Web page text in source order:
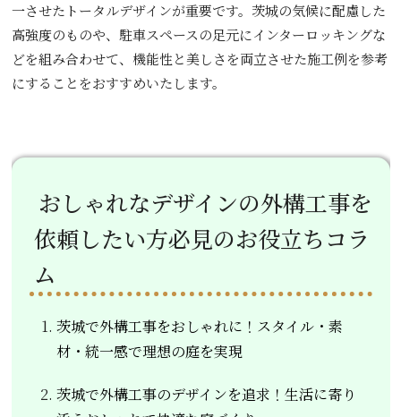
一させたトータルデザインが重要です。茨城の気候に配慮した
高強度のものや、駐車スペースの足元にインターロッキングな
どを組み合わせて、機能性と美しさを両立させた施工例を参考
にすることをおすすめいたします。
おしゃれなデザインの外構工事を
依頼したい方必見のお役立ちコラ
ム
茨城で外構工事をおしゃれに！スタイル・素
材・統一感で理想の庭を実現
茨城で外構工事のデザインを追求！生活に寄り